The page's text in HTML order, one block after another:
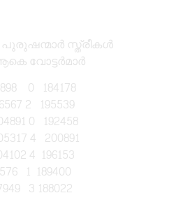
സ്ത്രീകൾ
വോട്ടർമാർ
0 184178
2 195539
0 192458
4 200891
4 196153
1 189400
3 188022